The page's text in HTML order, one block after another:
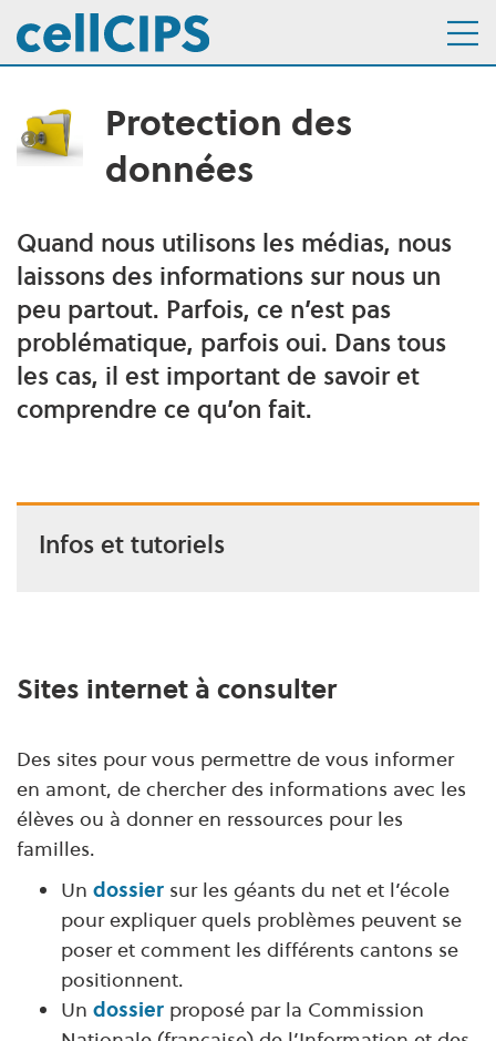
Navigation interne
Aller au menu
Aller au contenu
Protection des
données
Description
Quand nous utilisons les médias, nous
laissons des informations sur nous un
peu partout. Parfois, ce n’est pas
problématique, parfois oui. Dans tous
les cas, il est important de savoir et
comprendre ce qu’on fait.
Infos et tutoriels
Sites internet à consulter
Des sites pour vous permettre de vous informer
en amont, de chercher des informations avec les
élèves ou à donner en ressources pour les
familles.
Un dossier sur les géants du net et l’école
pour expliquer quels problèmes peuvent se
poser et comment les différents cantons se
positionnent.
Un dossier proposé par la Commission